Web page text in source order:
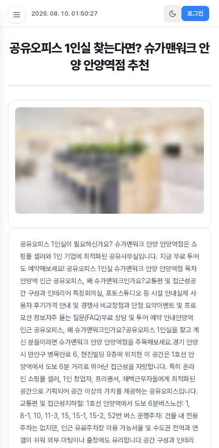
2026. 08. 10. 01:50:28 로그인
공유오피스 1인실 찾는다면? 슈가맨워크 안
양 안양역점 추천
공유오피스 1인실이 필요하신가요? 슈가맨워크 안양 안양역점은 쇼
핑몰 셀러와 1인 기업에 최적화된 공유사무실입니다. 지금 무료 투어
도 예약해보세요! 공유오피스 1인실 슈가맨워크 안양 안양역점 목차
안양역 인근 공유오피스, 왜 슈가맨워크인가요?교통편 및 접근성공
간 구성과 인테리어 특징회의실, 포토스튜디오 등 시설 안내실제 사
용자 후기가격 안내 및 경쟁사 비교장점과 단점 요약이벤트 및 프로
모션 정보자주 묻는 질문(FAQ)무료 상담 및 투어 예약 안내안양역
인근 공유오피스, 왜 슈가맨워크인가요?공유오피스 1인실을 찾고 계
신 분들이라면 슈가맨워크 안양 안양역점을 주목해보세요.경기 안양
시 만안구 병목안로 6, 현진빌딩 9층에 위치한 이 공간은 1호선 안
양역에서 도보 6분 거리로 뛰어난 접근성을 자랑합니다. 특히 온라
인 쇼핑몰 셀러, 1인 창업자, 프리랜서, 재택근무자들에게 최적화된
공간으로 기획되어 공간 이상의 가치를 제공하는 공유오피스입니다.
교통편 및 접근성지하철: 1호선 안양역에서 도보 6분버스노선: 1,
8-1, 10, 11-3, 15, 15-1, 15-2, 52번 버스 운행주차: 건물 내 전용
주차는 없지만, 인근 유료주차장 이용 가능서울 및 수도권 전역과 연
결이 쉬워 외부 미팅이나 출장에도 유리합니다.공간 구성과 인테리